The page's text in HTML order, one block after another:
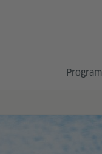
Program